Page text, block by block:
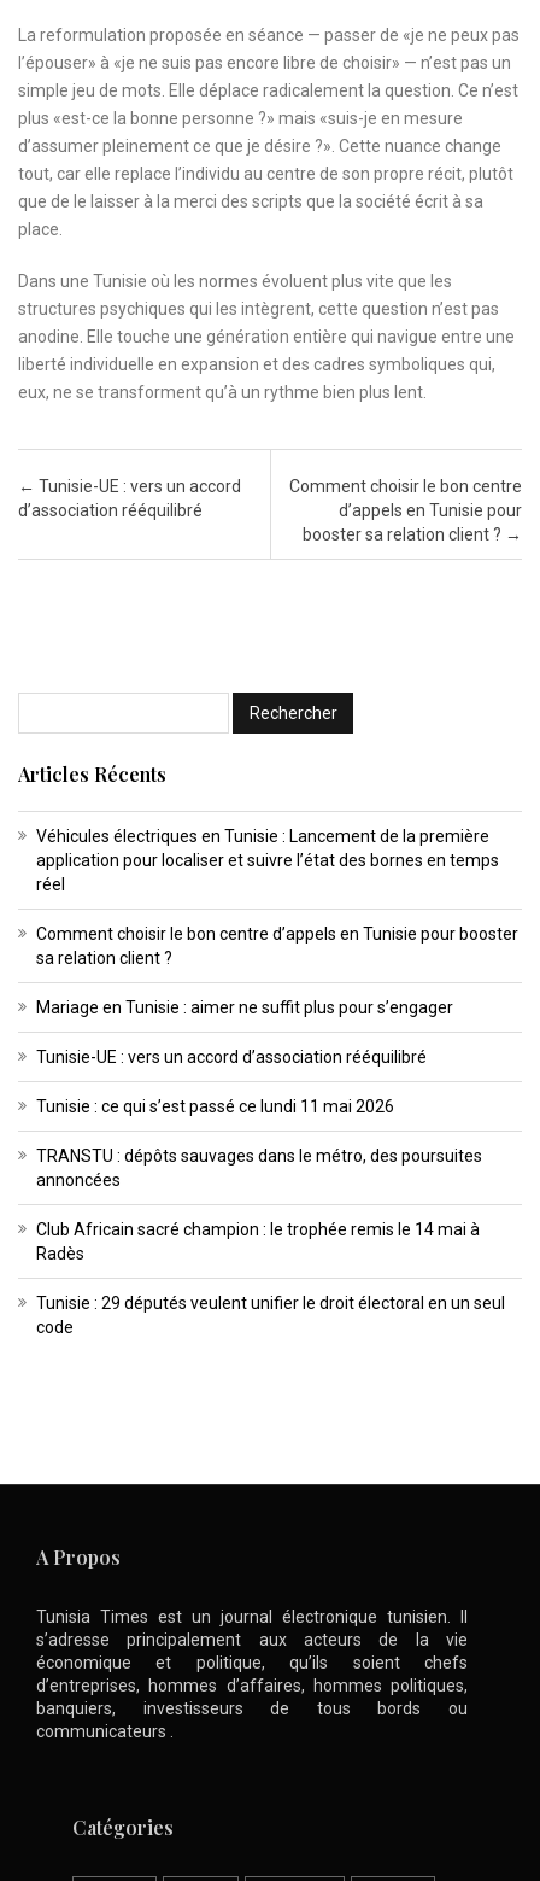
La reformulation proposée en séance — passer de «je ne peux pas
l’épouser» à «je ne suis pas encore libre de choisir» — n’est pas un
simple jeu de mots. Elle déplace radicalement la question. Ce n’est
plus «est-ce la bonne personne ?» mais «suis-je en mesure
d’assumer pleinement ce que je désire ?». Cette nuance change
tout, car elle replace l’individu au centre de son propre récit, plutôt
que de le laisser à la merci des scripts que la société écrit à sa
place.
Dans une Tunisie où les normes évoluent plus vite que les
structures psychiques qui les intègrent, cette question n’est pas
anodine. Elle touche une génération entière qui navigue entre une
liberté individuelle en expansion et des cadres symboliques qui,
eux, ne se transforment qu’à un rythme bien plus lent.
Post navigation
← Tunisie-UE : vers un accord
d’association rééquilibré
Comment choisir le bon centre
d’appels en Tunisie pour
booster sa relation client ? →
Articles Récents
Véhicules électriques en Tunisie : Lancement de la première
application pour localiser et suivre l’état des bornes en temps
réel
Comment choisir le bon centre d’appels en Tunisie pour booster
sa relation client ?
Mariage en Tunisie : aimer ne suffit plus pour s’engager
Tunisie-UE : vers un accord d’association rééquilibré
Tunisie : ce qui s’est passé ce lundi 11 mai 2026
TRANSTU : dépôts sauvages dans le métro, des poursuites
annoncées
Club Africain sacré champion : le trophée remis le 14 mai à
Radès
Tunisie : 29 députés veulent unifier le droit électoral en un seul
code
A Propos
Tunisia Times est un journal électronique tunisien. Il
s’adresse principalement aux acteurs de la vie
économique et politique, qu’ils soient chefs
d’entreprises, hommes d’affaires, hommes politiques,
banquiers, investisseurs de tous bords ou
communicateurs .
Catégories